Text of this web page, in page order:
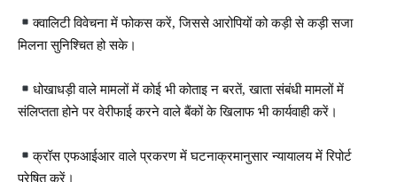
क्वालिटी विवेचना में फोकस करें, जिससे आरोपियों को कड़ी से कड़ी सजा
मिलना सुनिश्चित हो सके।
धोखाधड़ी वाले मामलों में कोई भी कोताइ न बरतें, खाता संबंधी मामलों में
संलिप्तता होने पर वेरीफाई करने वाले बैंकों के खिलाफ भी कार्यवाही करें।
क्रॉस एफआईआर वाले प्रकरण में घटनाक्रमानुसार न्यायालय में रिपोर्ट
प्रेषित करें।